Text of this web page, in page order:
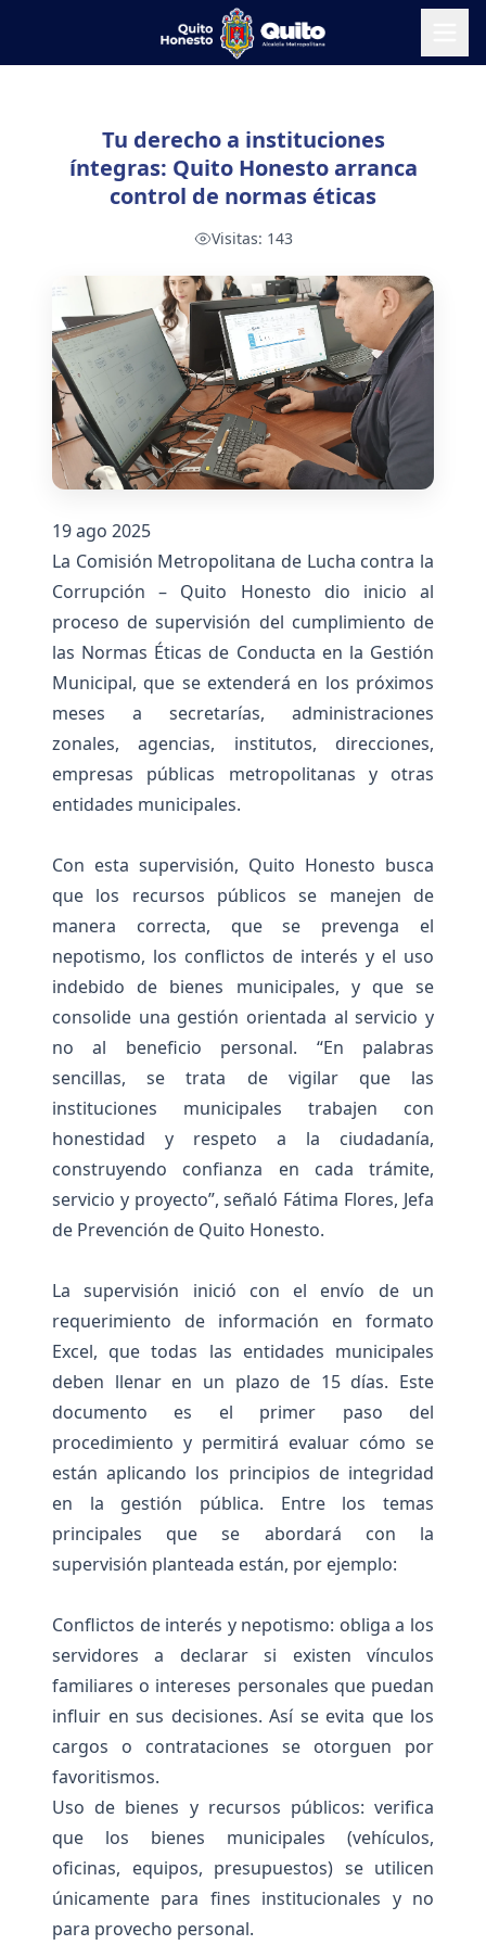
Tu derecho a instituciones
íntegras: Quito Honesto arranca
control de normas éticas
Visitas: 143
19 ago 2025
La Comisión Metropolitana de Lucha contra la
Corrupción – Quito Honesto dio inicio al
proceso de supervisión del cumplimiento de
las Normas Éticas de Conducta en la Gestión
Municipal, que se extenderá en los próximos
meses a secretarías, administraciones
zonales, agencias, institutos, direcciones,
empresas públicas metropolitanas y otras
entidades municipales.
Con esta supervisión, Quito Honesto busca
que los recursos públicos se manejen de
manera correcta, que se prevenga el
nepotismo, los conflictos de interés y el uso
indebido de bienes municipales, y que se
consolide una gestión orientada al servicio y
no al beneficio personal. “En palabras
sencillas, se trata de vigilar que las
instituciones municipales trabajen con
honestidad y respeto a la ciudadanía,
construyendo confianza en cada trámite,
servicio y proyecto”, señaló Fátima Flores, Jefa
de Prevención de Quito Honesto.
La supervisión inició con el envío de un
requerimiento de información en formato
Excel, que todas las entidades municipales
deben llenar en un plazo de 15 días. Este
documento es el primer paso del
procedimiento y permitirá evaluar cómo se
están aplicando los principios de integridad
en la gestión pública. Entre los temas
principales que se abordará con la
supervisión planteada están, por ejemplo:
Conflictos de interés y nepotismo: obliga a los
servidores a declarar si existen vínculos
familiares o intereses personales que puedan
influir en sus decisiones. Así se evita que los
cargos o contrataciones se otorguen por
favoritismos.
Uso de bienes y recursos públicos: verifica
que los bienes municipales (vehículos,
oficinas, equipos, presupuestos) se utilicen
únicamente para fines institucionales y no
para provecho personal.